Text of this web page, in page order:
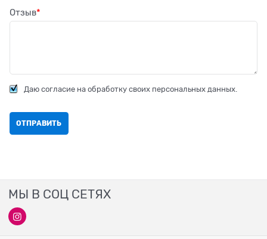
Отзыв
Даю согласие на обработку своих персональных данных.
МЫ В СОЦ СЕТЯХ